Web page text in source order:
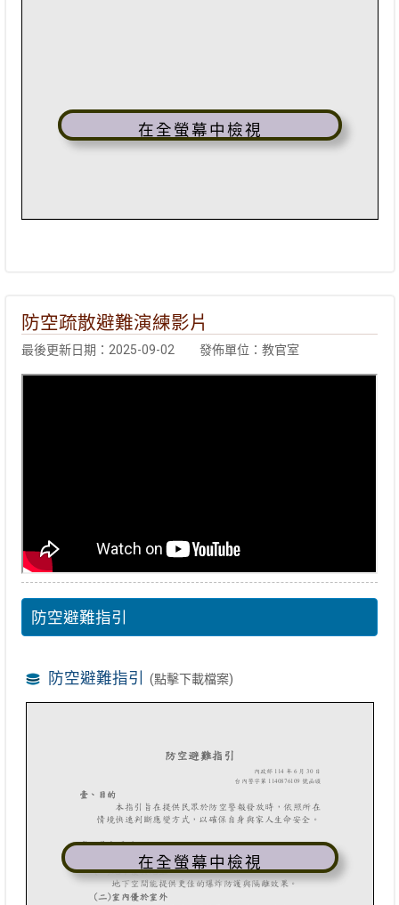
在全螢幕中檢視
防空疏散避難演練影片
最後更新日期：2025-09-02 發佈單位：教官室
防空避難指引
防空避難指引 (點擊下載檔案)
在全螢幕中檢視